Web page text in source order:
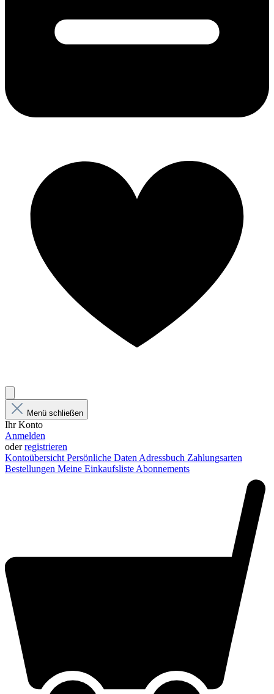
Menü schließen
Ihr Konto
Anmelden
oderregistrieren
Kontoübersicht Persönliche Daten Adressbuch Zahlungsarten
Bestellungen Meine Einkaufsliste Abonnements